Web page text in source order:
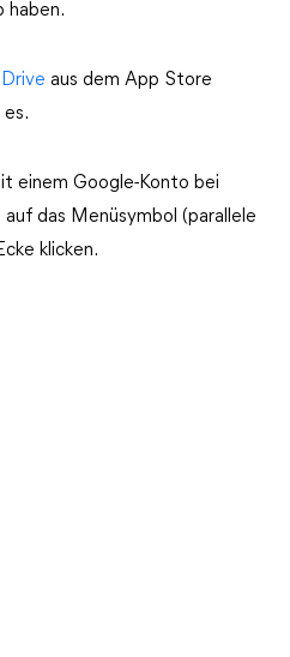
haben.
aus dem App Store
es.
einem Google-Konto bei
das Menüsymbol (parallele
klicken.